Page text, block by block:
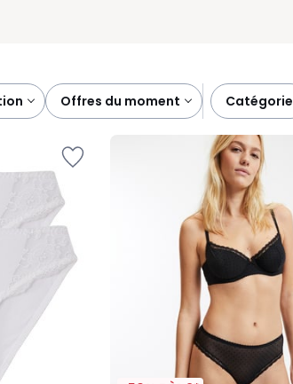
offres du moment catégorie